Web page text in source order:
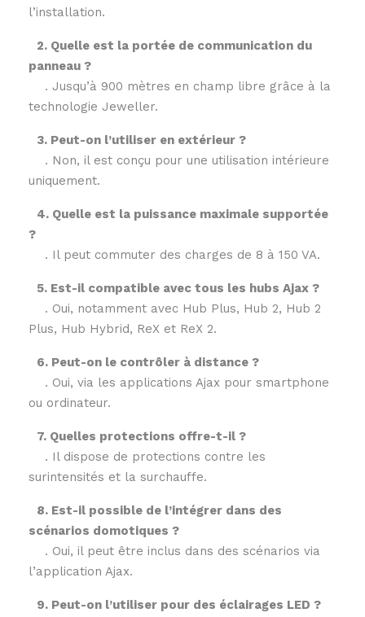
l’installation.
2. Quelle est la portée de communication du
panneau ?
. Jusqu’à 900 mètres en champ libre grâce à la
technologie Jeweller.
3. Peut-on l’utiliser en extérieur ?
. Non, il est conçu pour une utilisation intérieure
uniquement.
4. Quelle est la puissance maximale supportée
?
. Il peut commuter des charges de 8 à 150 VA.
5. Est-il compatible avec tous les hubs Ajax ?
. Oui, notamment avec Hub Plus, Hub 2, Hub 2
Plus, Hub Hybrid, ReX et ReX 2.
6. Peut-on le contrôler à distance ?
. Oui, via les applications Ajax pour smartphone
ou ordinateur.
7. Quelles protections offre-t-il ?
. Il dispose de protections contre les
surintensités et la surchauffe.
8. Est-il possible de l’intégrer dans des
scénarios domotiques ?
. Oui, il peut être inclus dans des scénarios via
l’application Ajax.
9. Peut-on l’utiliser pour des éclairages LED ?